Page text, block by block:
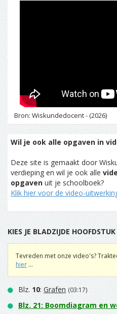
Bron: Wiskundedocent - (2026)
Wil je ook alle opgaven in
Deze site is gemaakt door
verdieping en wil je ook alle
opgaven uit je schoolboek?
Klik hier voor de video-
KIES JE BLADZIJDE HOOFDSTUK
Tevreden met onze video's?
hier ...
Blz. 10: Grafen (03:17)
Blz. 21: Boomdiagram en